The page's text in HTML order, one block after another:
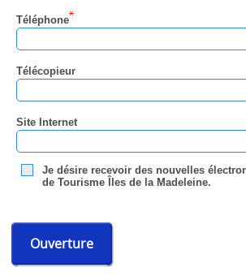
Téléphone
Télécopieur
Site Internet
Je désire recevoir des nouvelles
de Tourisme Îles de la Madeleine.
Ouverture